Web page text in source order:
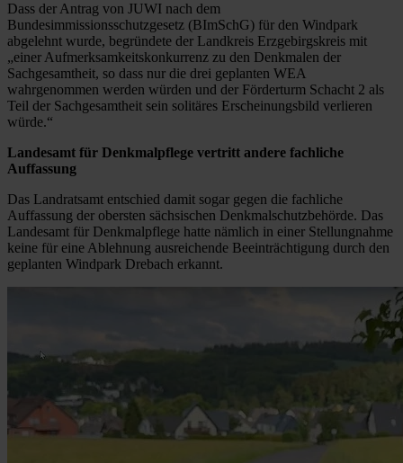
Dass der Antrag von JUWI nach dem
Bundesimmissionsschutzgesetz (BImSchG) für den Windpark
abgelehnt wurde, begründete der Landkreis Erzgebirgskreis mit
„einer Aufmerksamkeitskonkurrenz zu den Denkmalen der
Sachgesamtheit, so dass nur die drei geplanten WEA
wahrgenommen werden würden und der Förderturm Schacht 2 als
Teil der Sachgesamtheit sein solitäres Erscheinungsbild verlieren
würde.“
Landesamt für Denkmalpflege vertritt andere fachliche
Auffassung
Das Landratsamt entschied damit sogar gegen die fachliche
Auffassung der obersten sächsischen Denkmalschutzbehörde. Das
Landesamt für Denkmalpflege hatte nämlich in einer Stellungnahme
keine für eine Ablehnung ausreichende Beeinträchtigung durch den
geplanten Windpark Drebach erkannt.